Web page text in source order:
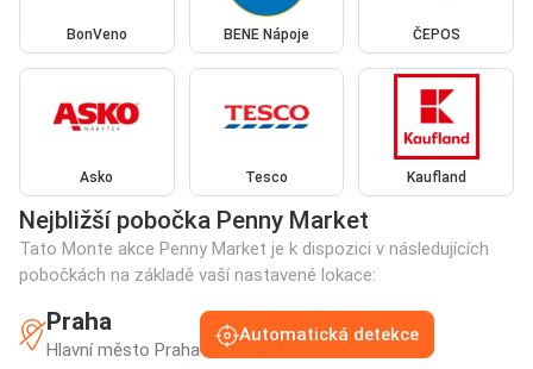
BonVeno BENE Nápoje ČEPOS
Asko Tesco Kaufland
Nejbližší pobočka Penny Market
Tato Monte akce Penny Market je k dispozici v následujících
pobočkách na základě vaší nastavené lokace:
Praha
Hlavní město Praha
Automatická detekce